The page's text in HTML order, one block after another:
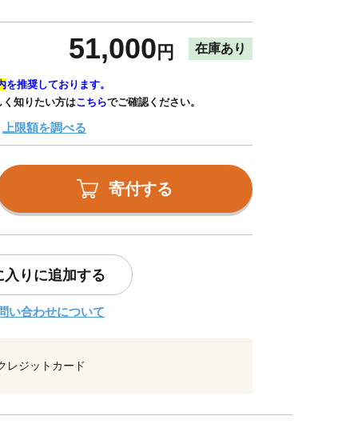
51,000 円 在庫あり
を推奨しております。
く知りたい方はこちらでご確認ください。
上限額を調べる
寄付する
入りに追加する
い合わせについて
レジットカード